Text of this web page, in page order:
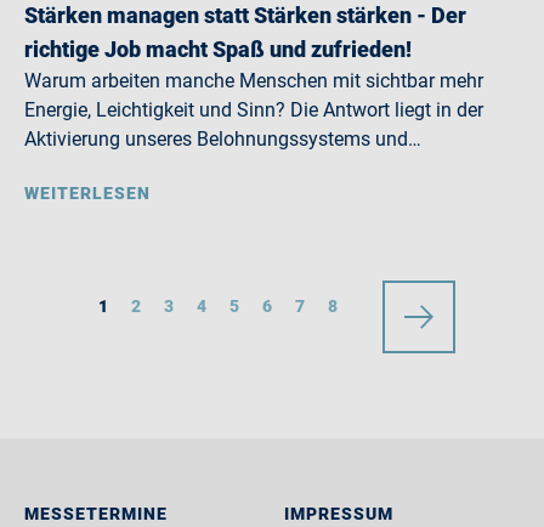
Stärken managen statt Stärken stärken - Der
richtige Job macht Spaß und zufrieden!
Warum arbeiten manche Menschen mit sichtbar mehr
Energie, Leichtigkeit und Sinn? Die Antwort liegt in der
Aktivierung unseres Belohnungssystems und…
WEITERLESEN
1 2 3 4 5 6 7 8
MESSETERMINE IMPRESSUM